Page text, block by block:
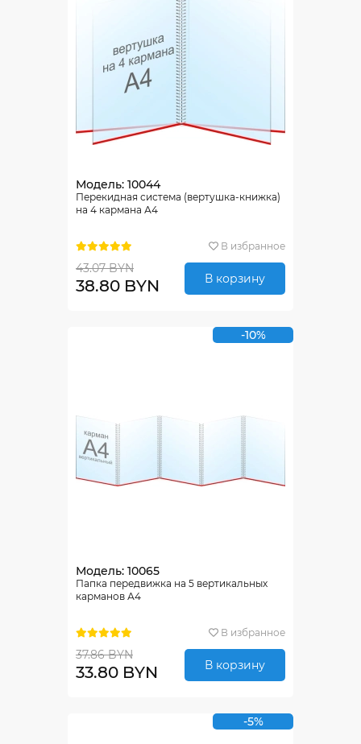
Модель: 10044
Перекидная система (вертушка-книжка)
на 4 кармана А4
В избранное
43.07 BYN
38.80 BYN В корзину
-10%
Модель: 10065
Папка передвижка на 5 вертикальных
карманов А4
В избранное
37.86 BYN
33.80 BYN В корзину
-5%